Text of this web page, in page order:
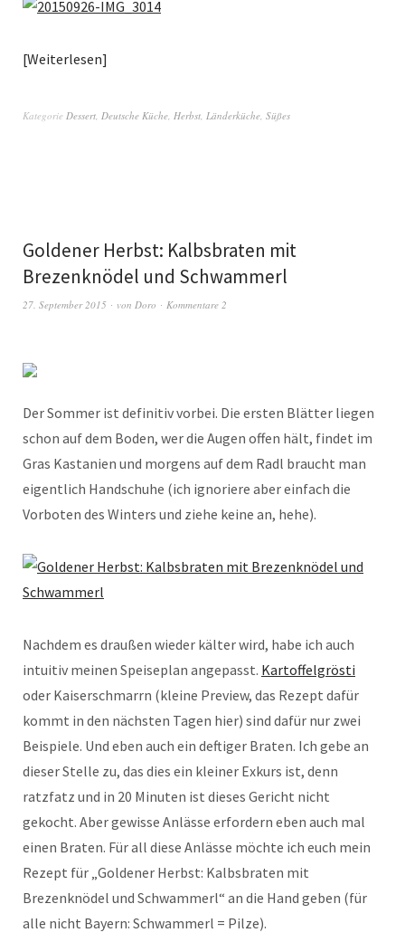
Weiterlesen
Kategorie Dessert, Deutsche Küche, Herbst, Länderküche, Süßes
Goldener Herbst: Kalbsbraten mit
Brezenknödel und Schwammerl
27. September 2015 von Doro Kommentare 2
Der Sommer ist definitiv vorbei. Die ersten Blätter liegen
schon auf dem Boden, wer die Augen offen hält, findet im
Gras Kastanien und morgens auf dem Radl braucht man
eigentlich Handschuhe (ich ignoriere aber einfach die
Vorboten des Winters und ziehe keine an, hehe).
Nachdem es draußen wieder kälter wird, habe ich auch
intuitiv meinen Speiseplan angepasst. Kartoffelgrösti
oder Kaiserschmarrn (kleine Preview, das Rezept dafür
kommt in den nächsten Tagen hier) sind dafür nur zwei
Beispiele. Und eben auch ein deftiger Braten. Ich gebe an
dieser Stelle zu, das dies ein kleiner Exkurs ist, denn
ratzfatz und in 20 Minuten ist dieses Gericht nicht
gekocht. Aber gewisse Anlässe erfordern eben auch mal
einen Braten. Für all diese Anlässe möchte ich euch mein
Rezept für „Goldener Herbst: Kalbsbraten mit
Brezenknödel und Schwammerl“ an die Hand geben (für
alle nicht Bayern: Schwammerl = Pilze).